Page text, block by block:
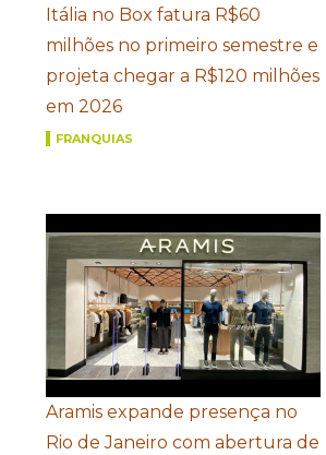
Itália no Box fatura R$60
milhões no primeiro semestre e
projeta chegar a R$120 milhões
em 2026
FRANQUIAS
Aramis expande presença no
Rio de Janeiro com abertura de